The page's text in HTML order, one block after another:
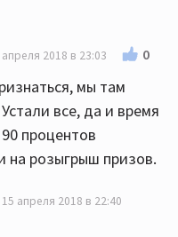
апреля 2018 в 23:03 0
мы там
все, да и время
процентов
на розыгрыш призов.
15 апреля 2018 в 22:40